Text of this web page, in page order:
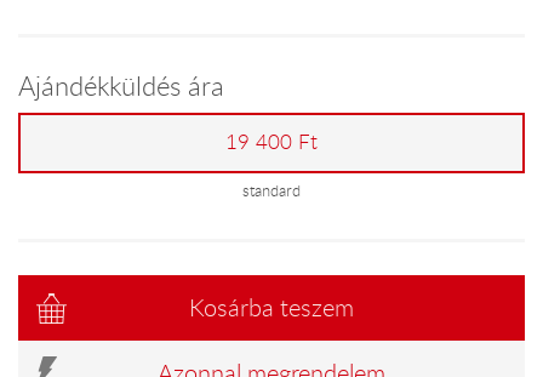
Ajándékküldés ára
19 400 Ft
standard
Kosárba teszem